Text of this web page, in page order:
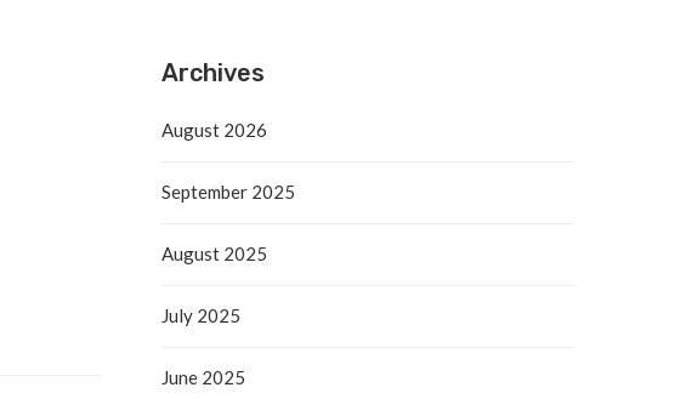
Archives
August 2026
September 2025
August 2025
July 2025
June 2025